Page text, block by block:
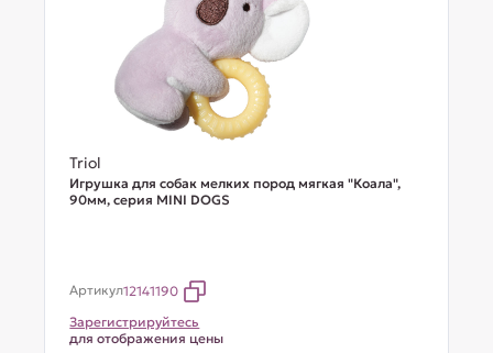
Triol
Игрушка для собак мелких пород мягкая "Коала",
90мм, серия MINI DOGS
Артикул12141190
Зарегистрируйтесь
для отображения цены